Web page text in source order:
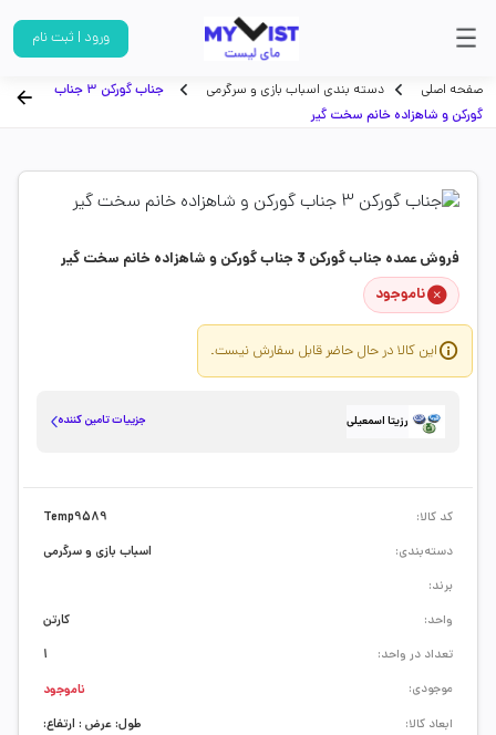
ورود | ثبت نام
صفحه اصلی دسته بندی اسباب بازی و سرگرمی
جناب گورکن 3 جناب
گورکن و شاهزاده خانم سخت گیر
فروش عمده جناب گورکن 3 جناب گورکن و شاهزاده خانم سخت گیر
ناموجود
این کالا در حال حاضر قابل سفارش نیست.
رزیتا اسمعیلی جزییات تامین کننده
ابعاد کالا:
طول: عرض : ارتفاع:
کد کالا:
Temp9589
دسته‌بندی:
اسباب بازی و سرگرمی
برند:
واحد:
کارتن
تعداد در واحد:
1
موجودی:
ناموجود